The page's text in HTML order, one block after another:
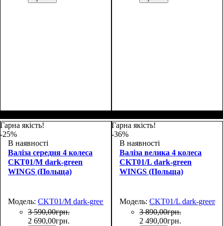
55х39x20
Гарна якість!
-25%
В наявності
Валіза середня 4 колеса
CKT01/M dark-green
WINGS (Польща)
Модель: CKT01/M dark-green
3 590,00грн.
2 690,00грн.
Гарна якість!
-36%
В наявності
Валіза велика 4 колеса
CKT01/L dark-green
WINGS (Польща)
Модель: CKT01/L dark-green
3 890,00грн.
2 490,00грн.